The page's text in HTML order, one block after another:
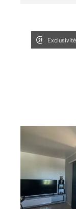
Exclusivité
CHAILLY EN
, 3
Ref : 25260
1